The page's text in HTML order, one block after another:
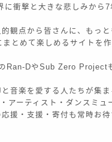
衝撃と大きな悲しみから7
観点から皆さんに、もっ
とめて楽しめるサイトを
Ran-DやSub Zero Project
音楽を愛する人たちが集
アーティスト・ダンスミュ
援・支援・寄付も常時お待